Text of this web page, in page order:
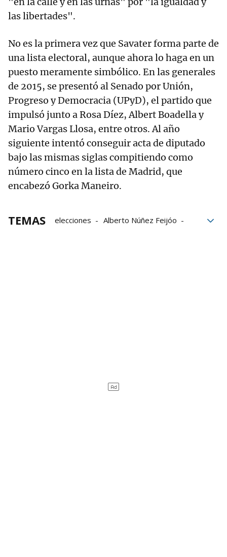
las libertades".
No es la primera vez que Savater forma parte de
una lista electoral, aunque ahora lo haga en un
puesto meramente simbólico. En las generales
de 2015, se presentó al Senado por Unión,
Progreso y Democracia (UPyD), el partido que
impulsó junto a Rosa Díez, Albert Boadella y
Mario Vargas Llosa, entre otros. Al año
siguiente intentó conseguir acta de diputado
bajo las mismas siglas compitiendo como
número cinco en la lista de Madrid, que
encabezó Gorka Maneiro.
TEMAS elecciones
Alberto Núñez Feijóo